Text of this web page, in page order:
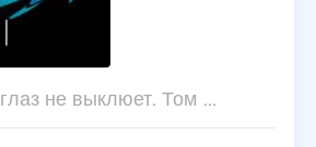
не выклюет. Том …